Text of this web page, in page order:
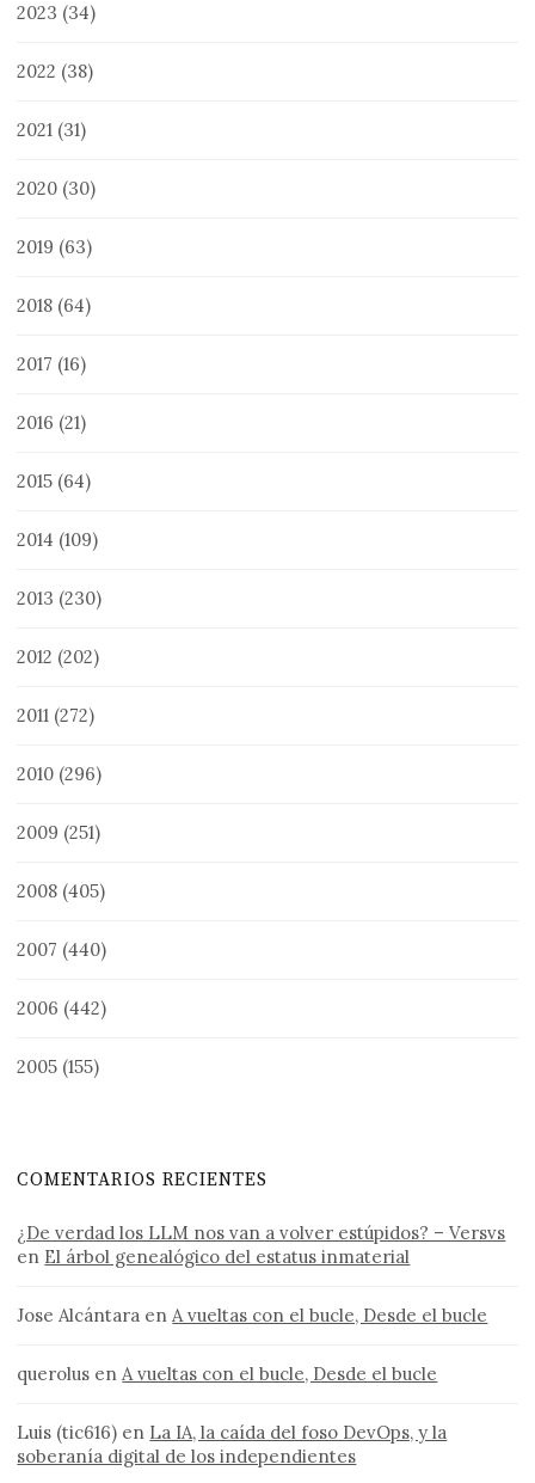
2023 (34)
2022 (38)
2021 (31)
2020 (30)
2019 (63)
2018 (64)
2017 (16)
2016 (21)
2015 (64)
2014 (109)
2013 (230)
2012 (202)
2011 (272)
2010 (296)
2009 (251)
2008 (405)
2007 (440)
2006 (442)
2005 (155)
COMENTARIOS RECIENTES
¿De verdad los LLM nos van a volver estúpidos? – Versvs
en El árbol genealógico del estatus inmaterial
Jose Alcántara enA vueltas con el bucle, Desde el bucle
querolus enA vueltas con el bucle, Desde el bucle
Luis (tic616) en La IA, la caída del foso DevOps, y la
soberanía digital de los independientes